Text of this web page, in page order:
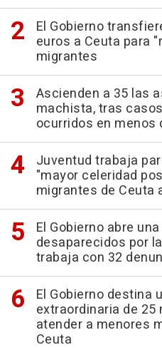
El Gobierno
euros a Ceuta para
migrantes
Ascienden a 35 las
machista, tras
ocurridos en menos
Juventud trabaja
"mayor celeridad
migrantes de Ceuta
El Gobierno abre
desaparecidos por
trabaja con 32
El Gobierno destina
extraordinaria de
atender a menores
Ceuta